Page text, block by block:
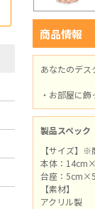
商品情報
あなたのデス
・お部屋に
製品スペック
【サイズ】
本体：
台座：
【素材】
アクリル製